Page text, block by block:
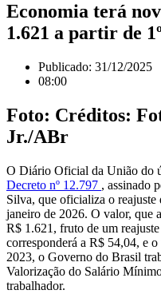
Economia terá
1.621 a partir de
Publicado: 31/12/2025
08:00
Foto: Créditos:
Jr./ABr
O Diário Oficial da União do
Decreto nº 12.797 , assinado
Silva, que oficializa o reajuste
janeiro de 2026. O valor, que
R$ 1.621, fruto de um
corresponderá a R$ 54,04, e
2023, o Governo do Brasil
Valorização do Salário
trabalhador.